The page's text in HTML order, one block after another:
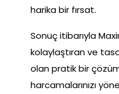
harika bir fırsat.
Sonuç itibarıyla
kolaylaştıran ve
olan pratik bir
harcamalarınızı